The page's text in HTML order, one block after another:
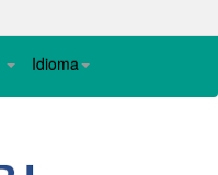
Idioma